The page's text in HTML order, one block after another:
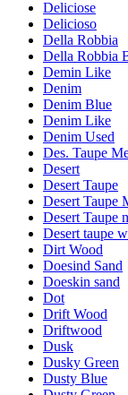
Deliciose
Delicioso
Della Robbia
Della Robbia
Demin Like
Denim
Denim Blue
Denim Like
Denim Used
Des. Taupe
Desert
Desert Taupe
Desert Taupe
Desert Taupe
Desert taupe
Dirt Wood
Doesind Sand
Doeskin sand
Dot
Drift Wood
Driftwood
Dusk
Dusky Green
Dusty Blue